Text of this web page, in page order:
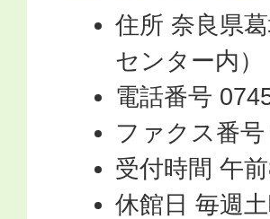
住所 奈良県
センター内）
電話番号
ファクス番
受付時間 午
休館日 毎週